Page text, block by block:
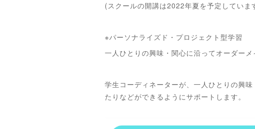
(スクールの開講は2022年夏を予定していま
※パーソナライズド・プロジェクト型学習
一人ひとりの興味・関心に沿ってオーダー
学生コーディネーターが、一人ひとりの興
たりなどができるようにサポートします。